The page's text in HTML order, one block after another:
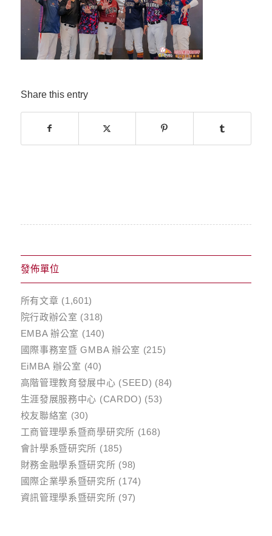
Share this entry
發佈單位
所有文章 (1,601)
院行政辦公室 (318)
EMBA 辦公室 (140)
國際事務室暨 GMBA 辦公室 (215)
EiMBA 辦公室 (40)
高階管理教育發展中心 (SEED) (84)
生涯發展服務中心 (CARDO) (53)
校友聯絡室 (30)
工商管理學系暨商學研究所 (168)
會計學系暨研究所 (185)
財務金融學系暨研究所 (98)
國際企業學系暨研究所 (174)
資訊管理學系暨研究所 (97)